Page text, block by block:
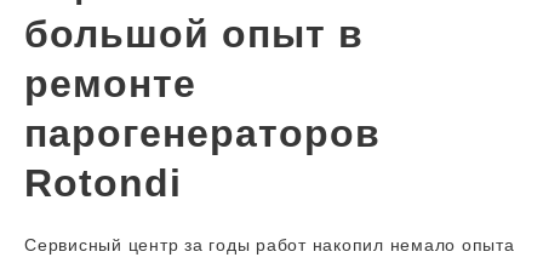
большой опыт в
ремонте
парогенераторов
Rotondi
Сервисный центр за годы работ накопил немало опыта